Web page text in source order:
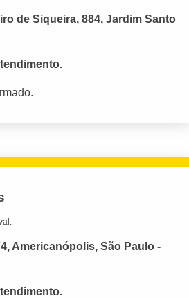
de Siqueira, 884, Jardim Santo
Americanópolis, São Paulo -